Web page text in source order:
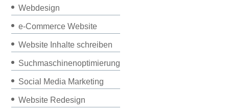
Webdesign
e-Commerce Website
Website Inhalte schreiben
Suchmaschinenoptimierung
Social Media Marketing
Website Redesign